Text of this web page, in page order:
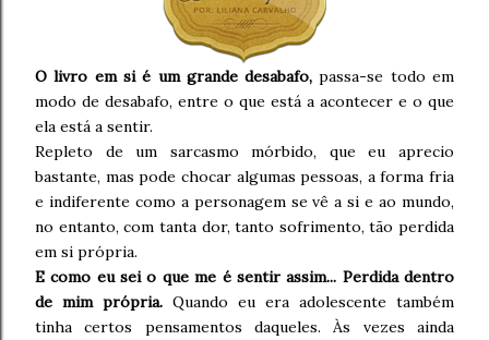
O livro em si é um grande desabafo,passa-se todo em
modo de desabafo, entre o que está a acontecer e o que
ela está a sentir.
Repleto de um sarcasmo mórbido, que eu aprecio
bastante, mas pode chocar algumas pessoas, a forma fria
e indiferente como a personagem se vê a si e ao mundo,
no entanto, com tanta dor, tanto sofrimento, tão perdida
em si própria.
E como eu sei o que me é sentir assim... Perdida dentro
de mim própria. Quando eu era adolescente também
tinha certos pensamentos daqueles. Às vezes ainda